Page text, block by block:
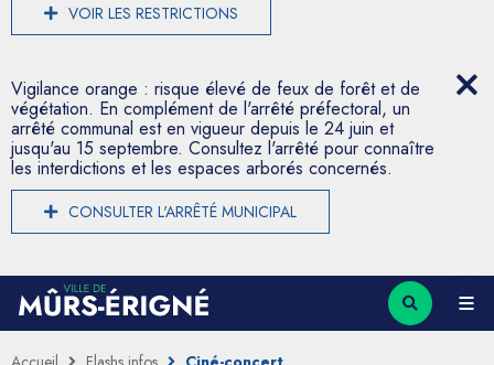
VOIR LES RESTRICTIONS
Vigilance orange : risque élevé de feux de forêt et de
végétation. En complément de l'arrêté préfectoral, un
arrêté communal est en vigueur depuis le 24 juin et
jusqu'au 15 septembre. Consultez l'arrêté pour connaître
les interdictions et les espaces arborés concernés.
CONSULTER L'ARRÊTÉ MUNICIPAL